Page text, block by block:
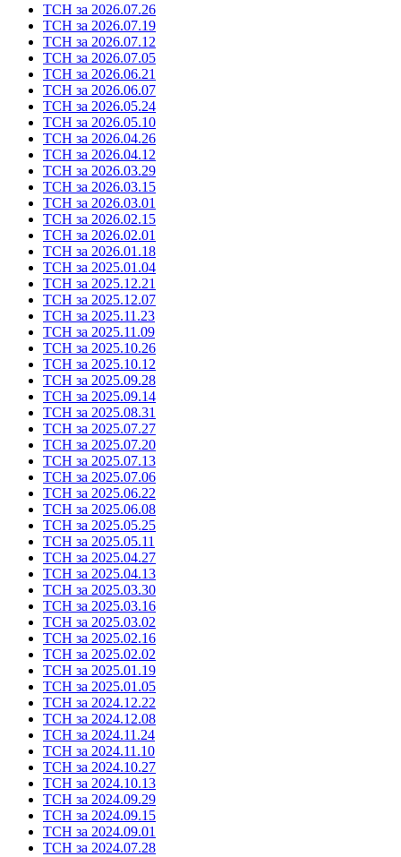
ТСН за 2026.07.26
ТСН за 2026.07.19
ТСН за 2026.07.12
ТСН за 2026.07.05
ТСН за 2026.06.21
ТСН за 2026.06.07
ТСН за 2026.05.24
ТСН за 2026.05.10
ТСН за 2026.04.26
ТСН за 2026.04.12
ТСН за 2026.03.29
ТСН за 2026.03.15
ТСН за 2026.03.01
ТСН за 2026.02.15
ТСН за 2026.02.01
ТСН за 2026.01.18
ТСН за 2025.01.04
ТСН за 2025.12.21
ТСН за 2025.12.07
ТСН за 2025.11.23
ТСН за 2025.11.09
ТСН за 2025.10.26
ТСН за 2025.10.12
ТСН за 2025.09.28
ТСН за 2025.09.14
ТСН за 2025.08.31
ТСН за 2025.07.27
ТСН за 2025.07.20
ТСН за 2025.07.13
ТСН за 2025.07.06
ТСН за 2025.06.22
ТСН за 2025.06.08
ТСН за 2025.05.25
ТСН за 2025.05.11
ТСН за 2025.04.27
ТСН за 2025.04.13
ТСН за 2025.03.30
ТСН за 2025.03.16
ТСН за 2025.03.02
ТСН за 2025.02.16
ТСН за 2025.02.02
ТСН за 2025.01.19
ТСН за 2025.01.05
ТСН за 2024.12.22
ТСН за 2024.12.08
ТСН за 2024.11.24
ТСН за 2024.11.10
ТСН за 2024.10.27
ТСН за 2024.10.13
ТСН за 2024.09.29
ТСН за 2024.09.15
ТСН за 2024.09.01
ТСН за 2024.07.28